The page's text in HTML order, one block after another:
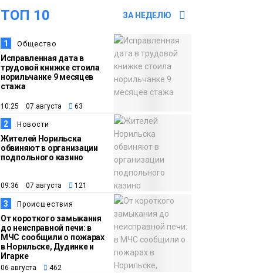
15:57
Новости
Первый юбилей
«Башни» отпразднуют
в Норильске: гостей
ждут фестиваль,
квест и многое другое
15:15
06 августа
Как устроено
школьное питание в
Норильске: льготы,
меню и порядок
14:36
06 августа
Плато
Путорана
На плато Путорана
создадут систему
наблюдения за вечной
мерзлотой и очистят
территорию от мусора
ТОП 10 ЗА НЕДЕЛЮ
1 Общество
Исправленная дата в
трудовой книжке стоила
норильчанке 9 месяцев
стажа
10:25 07 августа 63
2 Новости
Жителей Норильска
обвиняют в организации
подпольного казино
09:36 07 августа 121
3 Происшествия
От короткого замыкания
до неисправной печи: в
МЧС сообщили о пожарах
в Норильске, Дудинке и
Игарке
06 августа 462